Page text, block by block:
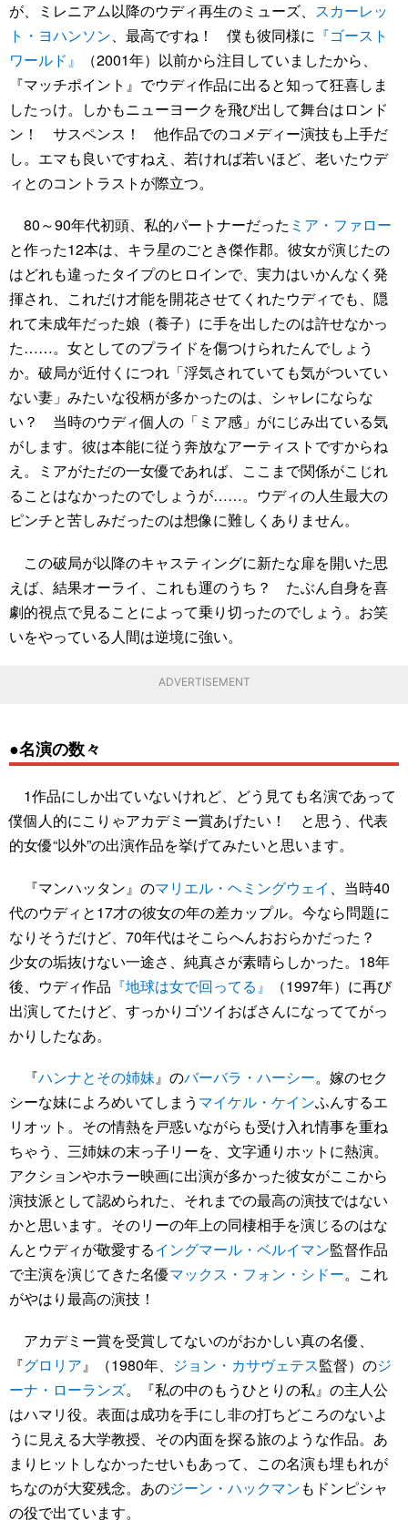
が、ミレニアム以降のウディ再生のミューズ、 スカーレッ
ト・ヨハンソン、最高ですね！ 僕も彼同様に 『ゴースト
ワールド』
（2001年）以前から注目していましたから、
『マッチポイント』でウディ作品に出ると知って狂喜しま
したっけ。しかもニューヨークを飛び出して舞台はロンド
ン！ サスペンス！ 他作品でのコメディー演技も上手だ
し。エマも良いですねえ、若ければ若いほど、老いたウデ
ィとのコントラストが際立つ。
80～90年代初頭、私的パートナーだった ミア・ファロー
と作った12本は、キラ星のごとき傑作郡。彼女が演じたの
はどれも違ったタイプのヒロインで、実力はいかんなく発
揮され、これだけ才能を開花させてくれたウディでも、隠
れて未成年だった娘（養子）に手を出したのは許せなかっ
た……。女としてのプライドを傷つけられたんでしょう
か。破局が近付くにつれ「浮気されていても気がついてい
ない妻」みたいな役柄が多かったのは、シャレにならな
い？ 当時のウディ個人の「ミア感」がにじみ出ている気
がします。彼は本能に従う奔放なアーティストですからね
え。ミアがただの一女優であれば、ここまで関係がこじれ
ることはなかったのでしょうが……。ウディの人生最大の
ピンチと苦しみだったのは想像に難しくありません。
この破局が以降のキャスティングに新たな扉を開いた思
えば、結果オーライ、これも運のうち？ たぶん自身を喜
劇的視点で見ることによって乗り切ったのでしょう。お笑
いをやっている人間は逆境に強い。
ADVERTISEMENT
●名演の数々
1作品にしか出ていないけれど、どう見ても名演であって
僕個人的にこりゃアカデミー賞あげたい！ と思う、代表
的女優“以外”の出演作品を挙げてみたいと思います。
『マンハッタン』のマリエル・ヘミングウェイ
、当時40
代のウディと17才の彼女の年の差カップル。今なら問題に
なりそうだけど、70年代はそこらへんおおらかだった？
少女の垢抜けない一途さ、純真さが素晴らしかった。18年
後、ウディ作品 『地球は女で回ってる』
（1997年）に再び
出演してたけど、すっかりゴツイおばさんになっててがっ
かりしたなあ。
『ハンナとその姉妹』のバーバラ・ハーシー。嫁のセク
シーな妹によろめいてしまう マイケル・ケインふんするエ
リオット。その情熱を戸惑いながらも受け入れ情事を重ね
ちゃう、三姉妹の末っ子リーを、文字通りホットに熱演。
アクションやホラー映画に出演が多かった彼女がここから
演技派として認められた、それまでの最高の演技ではない
かと思います。そのリーの年上の同棲相手を演じるのはな
んとウディが敬愛するイングマール・ベルイマン監督作品
で主演を演じてきた名優マックス・フォン・シドー。これ
がやはり最高の演技！
アカデミー賞を受賞してないのがおかしい真の名優、
『グロリア』（1980年、 ジョン・カサヴェテス監督）のジ
ーナ・ローランズ。『私の中のもうひとりの私』の主人公
はハマリ役。表面は成功を手にし非の打ちどころのないよ
うに見える大学教授、その内面を探る旅のような作品。あ
まりヒットしなかったせいもあって、この名演も埋もれが
ちなのが大変残念。あのジーン・ハックマンもドンピシャ
の役で出ています。